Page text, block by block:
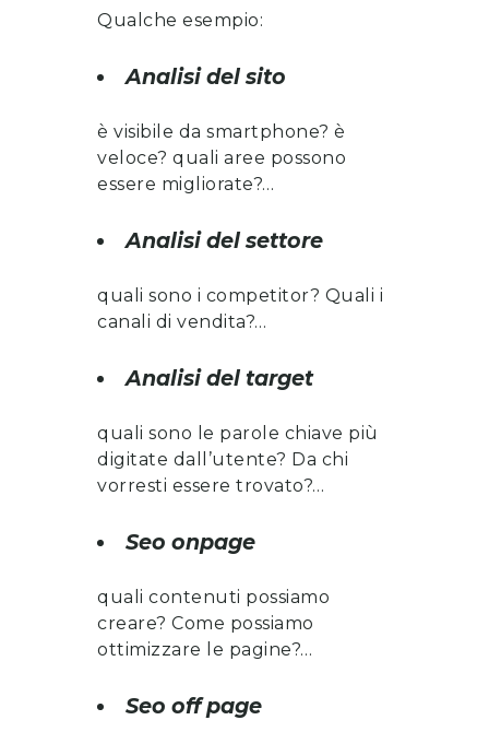
Qualche esempio:
Analisi del sito
è visibile da smartphone? è
veloce? quali aree possono
essere migliorate?…
Analisi del settore
quali sono i competitor? Quali i
canali di vendita?…
Analisi del target
quali sono le parole chiave più
digitate dall’utente? Da chi
vorresti essere trovato?…
Seo onpage
quali contenuti possiamo
creare? Come possiamo
ottimizzare le pagine?…
Seo off page